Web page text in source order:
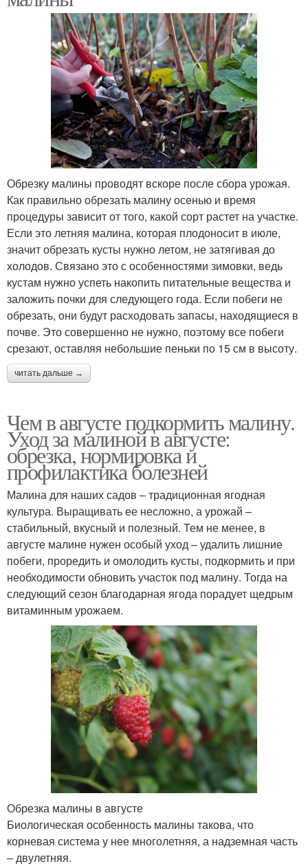
Обрезку малины проводят вскоре после сбора урожая.
Как правильно обрезать малину осенью и время
процедуры зависит от того, какой сорт растет на участке.
Если это летняя малина, которая плодоносит в июле,
значит обрезать кусты нужно летом, не затягивая до
холодов. Связано это с особенностями зимовки, ведь
кустам нужно успеть накопить питательные вещества и
заложить почки для следующего года. Если побеги не
обрезать, они будут расходовать запасы, находящиеся в
почве. Это совершенно не нужно, поэтому все побеги
срезают, оставляя небольшие пеньки по 15 см в высоту.
читать дальше →
Чем в августе подкормить малину.
Уход за малиной в августе:
обрезка, нормировка и
профилактика болезней
Малина для наших садов – традиционная ягодная
культура. Выращивать ее несложно, а урожай –
стабильный, вкусный и полезный. Тем не менее, в
августе малине нужен особый уход – удалить лишние
побеги, проредить и омолодить кусты, подкормить и при
необходимости обновить участок под малину. Тогда на
следующий сезон благодарная ягода порадует щедрым
витаминным урожаем.
Обрезка малины в августе
Биологическая особенность малины такова, что
корневая система у нее многолетняя, а надземная часть
– двулетняя.